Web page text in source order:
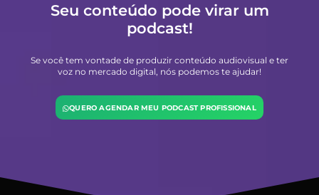
Seu conteúdo pode virar um
podcast!
Se você tem vontade de produzir conteúdo audiovisual e ter
voz no mercado digital, nós podemos te ajudar!
QUERO AGENDAR MEU PODCAST PROFISSIONAL